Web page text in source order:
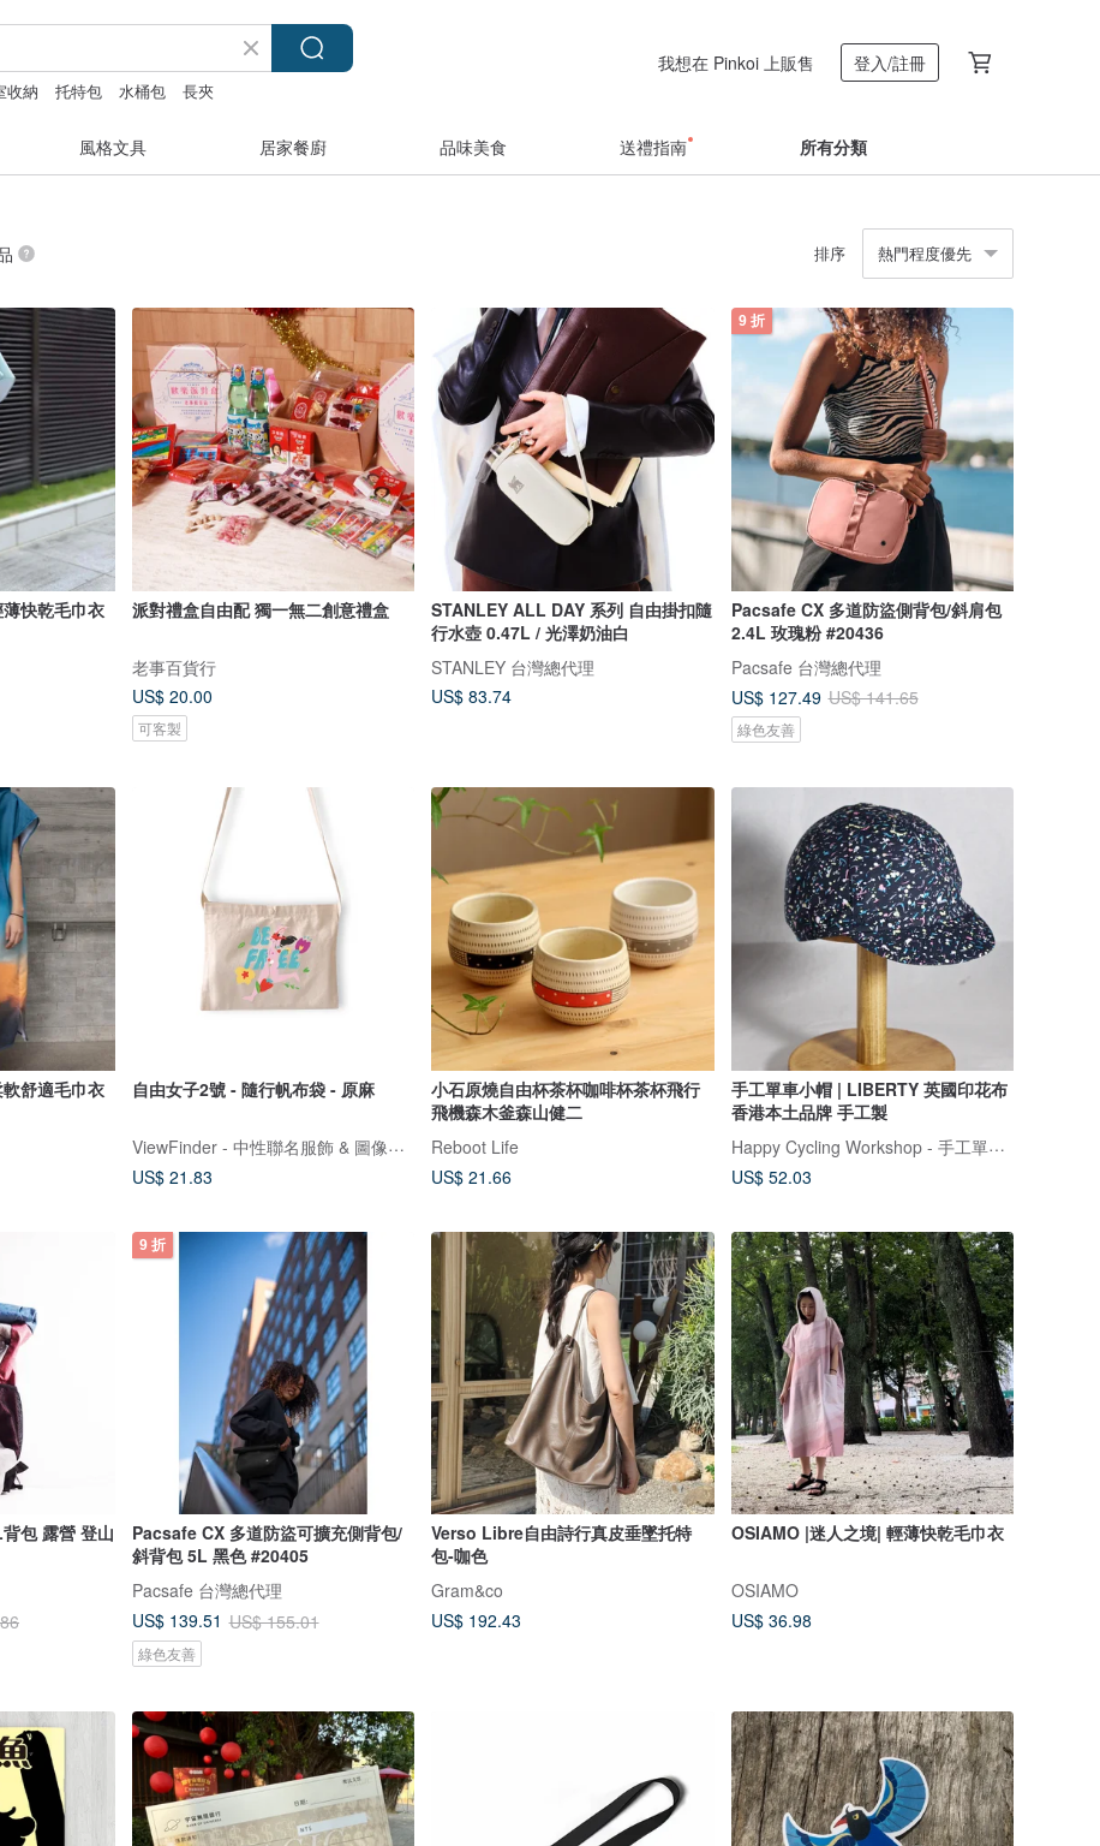
收納 托特包 水桶包 長夾
我想在 Pinkoi 上販售 登入/註冊
風格文具 居家餐廚 品味美食 送禮指南 所有分類
排序 熱門程度優先
快乾毛巾衣 派對禮盒自由配 獨一無二創意禮盒
老事百貨行
US$ 20.00
可客製
STANLEY ALL DAY 系列 自由掛扣隨
行水壺 0.47L / 光澤奶油白
STANLEY 台灣總代理
US$ 83.74
9 折
Pacsafe CX 多道防盜側背包/斜肩包
2.4L 玫瑰粉 #20436
Pacsafe 台灣總代理
US$ 127.49 US$ 141.65
綠色友善
舒適毛巾衣 自由女子2號 - 隨行帆布袋 - 原麻
ViewFinder - 中性聯名服飾 & 圖像授權周邊
US$ 21.83
小石原燒自由杯茶杯咖啡杯茶杯飛行
飛機森木釜森山健二
Reboot Life
US$ 21.66
手工單車小帽 | LIBERTY 英國印花布
香港本土品牌 手工製
Happy Cycling Workshop - 手工單車小帽
US$ 52.03
包 露營 登山
9 折
Pacsafe CX 多道防盜可擴充側背包/
斜背包 5L 黑色 #20405
Pacsafe 台灣總代理
US$ 139.51 US$ 155.01
綠色友善
Verso Libre自由詩行真皮垂墜托特
包-咖色
Gram&co
US$ 192.43
OSIAMO |迷人之境| 輕薄快乾毛巾衣
OSIAMO
US$ 36.98